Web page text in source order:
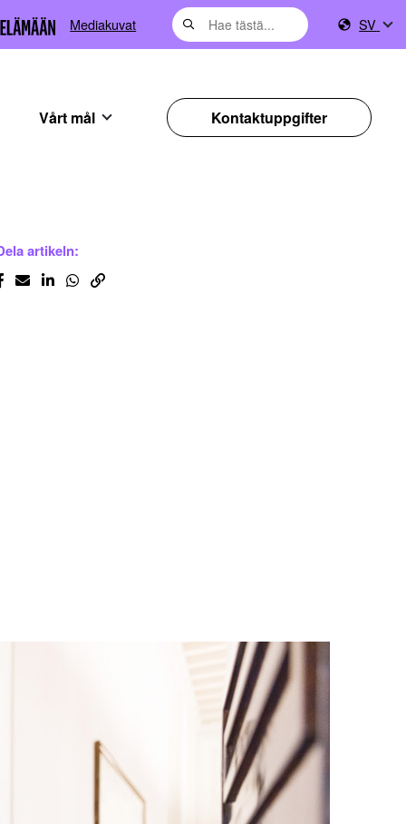
Mediakuvat SV
Vårt mål Kontaktuppgifter
artikeln: